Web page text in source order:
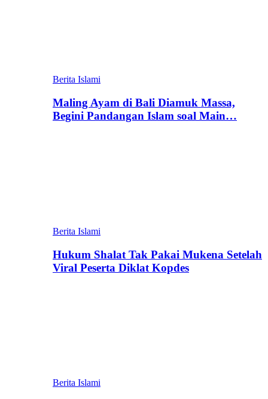
Berita Islami
Maling Ayam di Bali Diamuk Massa,
Begini Pandangan Islam soal Main…
Berita Islami
Hukum Shalat Tak Pakai Mukena Setelah
Viral Peserta Diklat Kopdes
Berita Islami